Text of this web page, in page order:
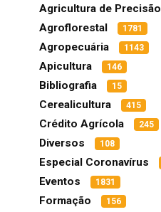
Agricultura de Precisão
Agroflorestal 1781
Agropecuária 1143
Apicultura 146
Bibliografia 15
Cerealicultura 415
Crédito Agrícola 245
Diversos 108
Especial Coronavírus
Eventos 1831
Formação 156